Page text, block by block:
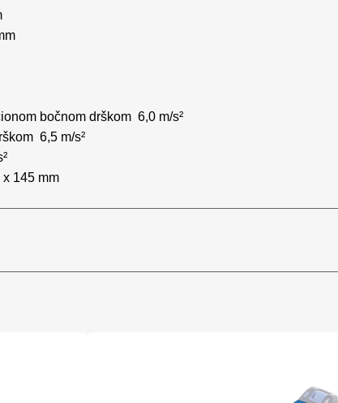
bočnom drškom 6,0 m/s²
6,5 m/s²
145 mm